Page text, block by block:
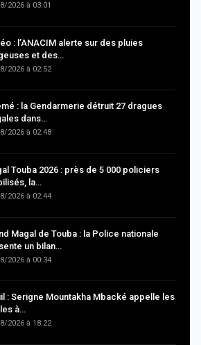
2026 à 03:01
: l’ANACIM alerte sur des pluies
et des…
2026 à 02:52
: la Gendarmerie détruit 27 dragues
dans…
2026 à 02:48
Touba 2026 : près de 5 000 policiers
la…
2026 à 02:44
Magal de Touba : la Police nationale
un bilan…
2026 à 00:34
: Serigne Mountakha Mbacké appelle les
à…
2026 à 18:22